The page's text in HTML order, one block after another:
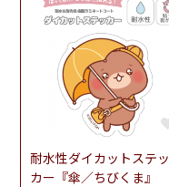
耐水性ダイカットステッ
カー『傘／ちびくま』